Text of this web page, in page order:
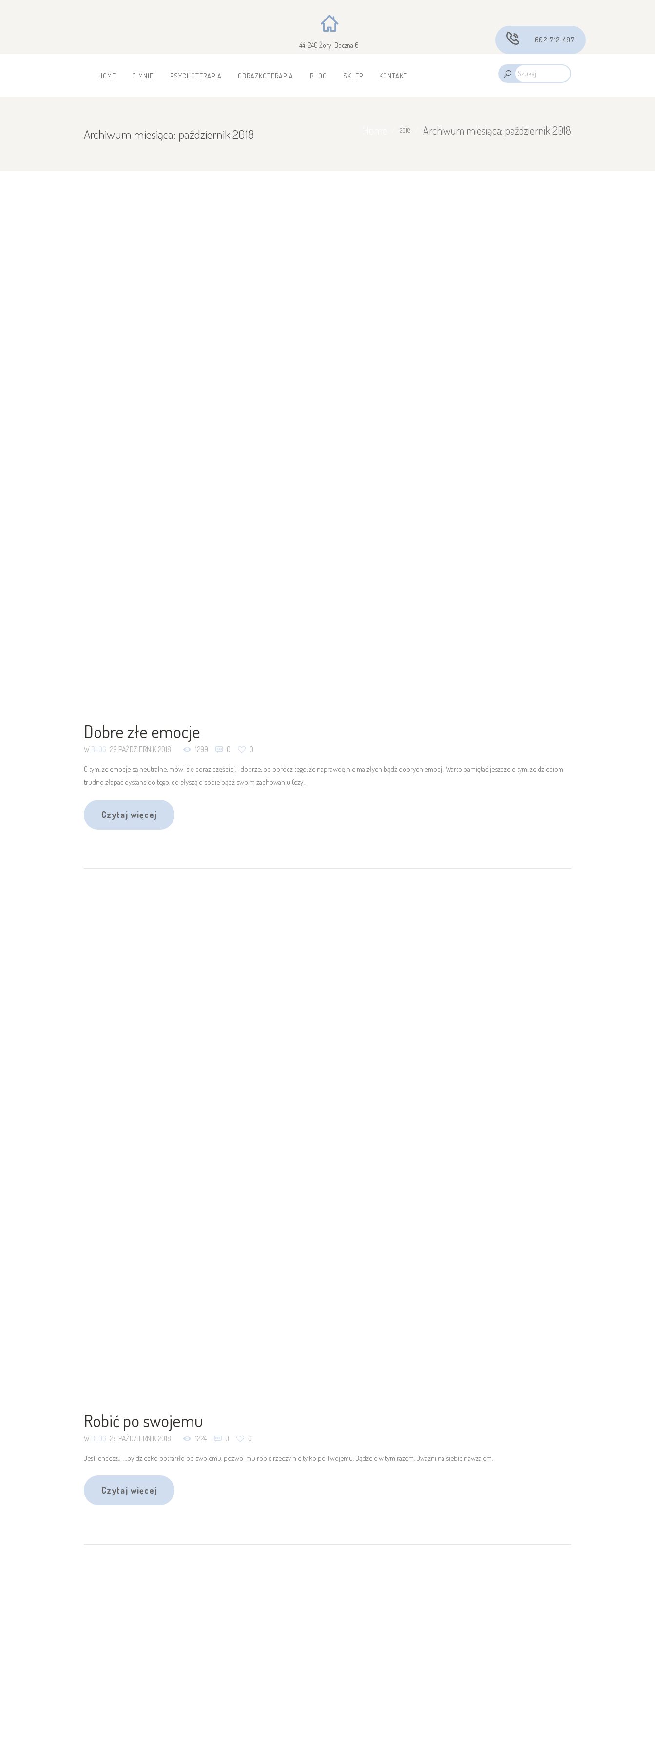
44-240 Żory Boczna 6
602 712 497
HOME O MNIE PSYCHOTERAPIA OBRAZKOTERAPIA BLOG SKLEP KONTAKT
Archiwum miesiąca: październik 2018 2018 Archiwum miesiąca: październik 2018
Dobre złe emocje
W BLOG 29 PAŹDZIERNIK 2018 1299 0 0
O tym, że emocje są neutralne, mówi się coraz częściej. I dobrze, bo oprócz tego, że naprawdę nie ma złych bądź dobrych emocji. Warto pamiętać jeszcze o tym, że dzieciom
trudno złapać dystans do tego, co słyszą o sobie bądź swoim zachowaniu (czy...
Czytaj więcej
Robić po swojemu
W BLOG 28 PAŹDZIERNIK 2018 1224 0 0
Jeśli chcesz… …by dziecko potrafiło po swojemu, pozwól mu robić rzeczy nie tylko po Twojemu. Bądźcie w tym razem. Uważni na siebie nawzajem.
Czytaj więcej